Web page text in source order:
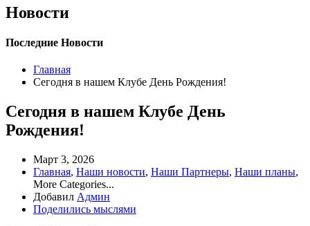
Новости
Последние Новости
Главная
Сегодня в нашем Клубе День Рождения!
Сегодня в нашем Клубе День
Рождения!
Март 3, 2026
Главная, Наши новости, Наши Партнеры, Наши планы,
More Categories...
Добавил Админ
Поделились мыслями